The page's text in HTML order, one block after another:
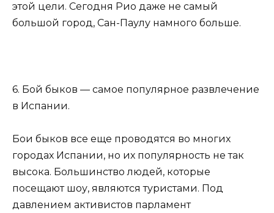
этой цели. Сегодня Рио даже не самый
большой город, Сан-Паулу намного больше.
6. Бой быков — самое популярное развлечение
в Испании.
Бои быков все еще проводятся во многих
городах Испании, но их популярность не так
высока. Большинство людей, которые
посещают шоу, являются туристами. Под
давлением активистов парламент